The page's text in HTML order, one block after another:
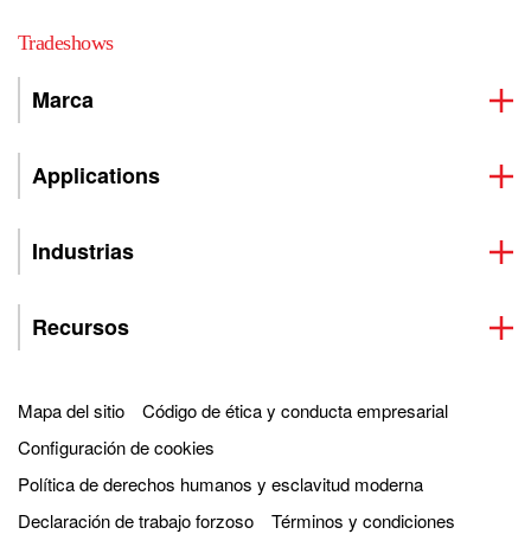
Tradeshows
Marca
Applications
Industrias
Recursos
Mapa del sitio
Código de ética y conducta empresarial
Configuración de cookies
Política de derechos humanos y esclavitud moderna
Declaración de trabajo forzoso
Términos y condiciones